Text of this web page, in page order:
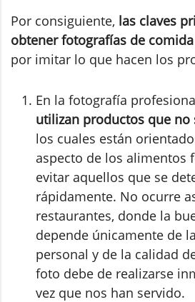
Por consiguiente, las claves
obtener fotografías de
por imitar lo que hacen los
En la fotografía
utilizan productos que no
los cuales están
aspecto de los alimentos
evitar aquellos que se
rápidamente. No ocurre
restaurantes, donde la
depende únicamente de
personal y de la calidad
foto debe de realizarse
vez que nos han servido.